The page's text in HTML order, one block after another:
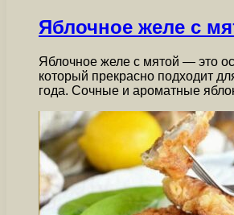
Яблочное желе с
Яблочное желе с мятой — это
который прекрасно подходит
года. Сочные и ароматные